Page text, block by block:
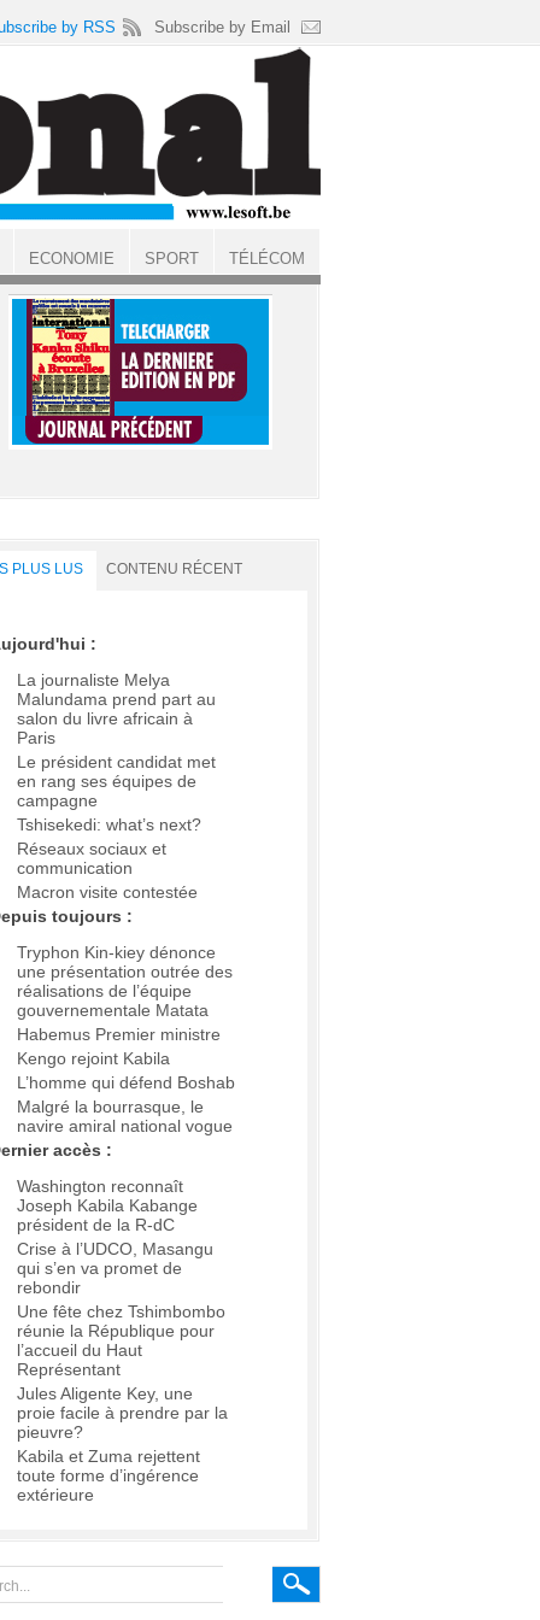
PLUS LUS CONTENU RÉCENT
:
La journaliste Melya
Malundama prend part au
salon du livre africain à
Paris
Le président candidat met
en rang ses équipes de
campagne
Tshisekedi: what’s next?
Réseaux sociaux et
communication
Macron visite contestée
toujours :
Tryphon Kin-kiey dénonce
une présentation outrée des
réalisations de l’équipe
gouvernementale Matata
Habemus Premier ministre
Kengo rejoint Kabila
L’homme qui défend Boshab
Malgré la bourrasque, le
navire amiral national vogue
accès :
Washington reconnaît
Joseph Kabila Kabange
président de la R-dC
Crise à l’UDCO, Masangu
qui s’en va promet de
rebondir
Une fête chez Tshimbombo
réunie la République pour
l’accueil du Haut
Représentant
Jules Aligente Key, une
proie facile à prendre par la
pieuvre?
Kabila et Zuma rejettent
toute forme d’ingérence
extérieure
by RSS Subscribe by Email
ECONOMIE SPORT TÉLÉCOM